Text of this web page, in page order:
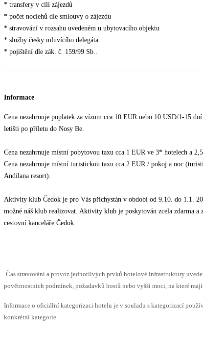
* transfery v cíli zájezdů
* počet noclehů dle smlouvy o zájezdu
* stravování v rozsahu uvedeném u ubytovacího objektu
* služby česky mluvícího delegáta
* pojištění dle zák. č. 159/99 Sb..
Informace
Cena nezahrnuje poplatek za vízum cca 10 EUR nebo 10 USD/1-15
letišti po příletu do Nosy Be.
Cena nezahrnuje místní pobytovou taxu cca 1 EUR ve 3* hotelech a
Cena nezahrnuje místní turistickou taxu cca 2 EUR / pokoj a noc
Andilana resort).
Aktivity klub Čedok je pro Vás přichystán v období od 9.10. do 1.1.
možné náš klub realizovat. Aktivity klub je poskytován zcela zdarma
cestovní kanceláře Čedok.
Čas stravování a provoz jednotlivých prvků hotelové infrastruktury
povětrnostních podmínek, požadavků hostů nebo vyšší moci, na které
Informace o oficiální kategorizaci hotelu je v souladu s kategorizací
konkrétní kategorie.